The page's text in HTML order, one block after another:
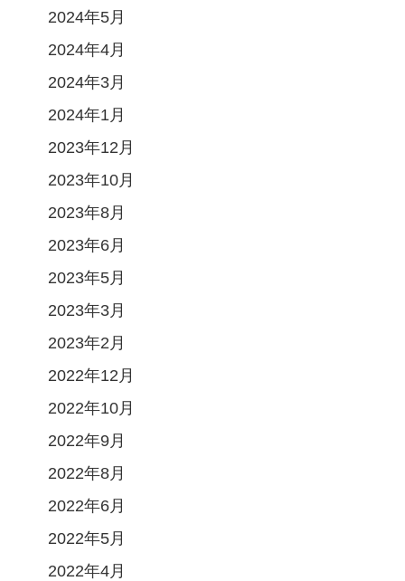
2024年5月
2024年4月
2024年3月
2024年1月
2023年12月
2023年10月
2023年8月
2023年6月
2023年5月
2023年3月
2023年2月
2022年12月
2022年10月
2022年9月
2022年8月
2022年6月
2022年5月
2022年4月